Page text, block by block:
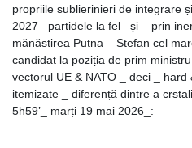
propriile sublierinieri de integrare
2027_ partidele la fel_ și _ prin
mănăstirea Putna _ Stefan cel
candidat la poziția de prim
vectorul UE & NATO _ deci _ hard
itemizate _ diferență dintre a
5h59’_ marți 19 mai 2026_: